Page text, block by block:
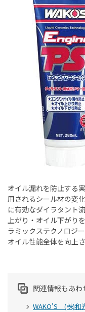
オイル漏れを防止する
用されるシール材の変
に有効なダイラタント
上がり・オイル下がり
ラミックステクノロジ
オイル性能全体を向上さ
関連情報もあ
WAKO'S (株)和